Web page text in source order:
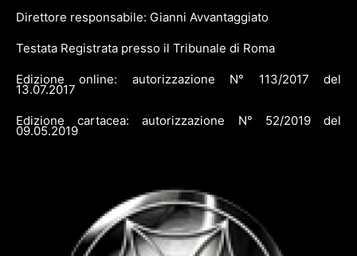
Direttore responsabile: Gianni Avvantaggiato
Testata Registrata presso il Tribunale di Roma
Edizione online: autorizzazione N° 113/2017 del
13.07.2017
Edizione cartacea: autorizzazione N° 52/2019 del
09.05.2019